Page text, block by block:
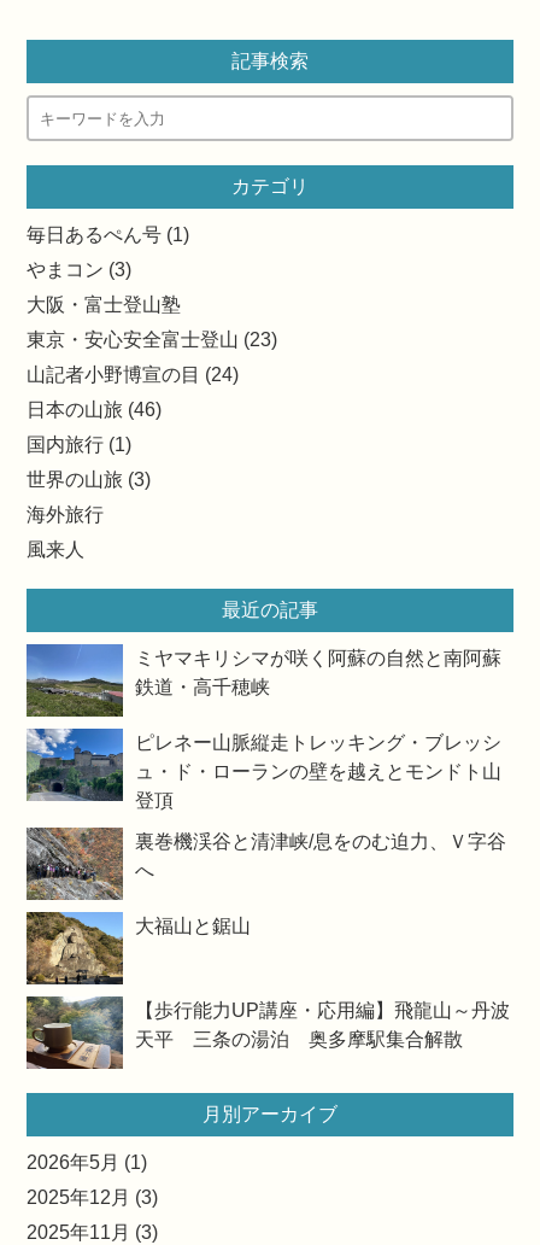
記事検索
カテゴリ
毎日あるぺん号 (1)
やまコン (3)
大阪・富士登山塾
東京・安心安全富士登山 (23)
山記者小野博宣の目 (24)
日本の山旅 (46)
国内旅行 (1)
世界の山旅 (3)
海外旅行
風来人
最近の記事
ミヤマキリシマが咲く阿蘇の自然と南阿蘇
鉄道・高千穂峡
ピレネー山脈縦走トレッキング・ブレッシ
ュ・ド・ローランの壁を越えとモンドト山
登頂
裏巻機渓谷と清津峡/息をのむ迫力、Ｖ字谷
へ
大福山と鋸山
【歩行能力UP講座・応用編】飛龍山～丹波
天平 三条の湯泊 奥多摩駅集合解散
月別アーカイブ
2026年5月 (1)
2025年12月 (3)
2025年11月 (3)